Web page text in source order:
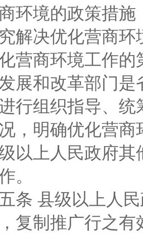
环境的政策措
解决优化营商
营商环境工作的
和改革部门是
行组织指导、
，明确优化营
上人民政府其
。
县级以上人民
复制推广行之有